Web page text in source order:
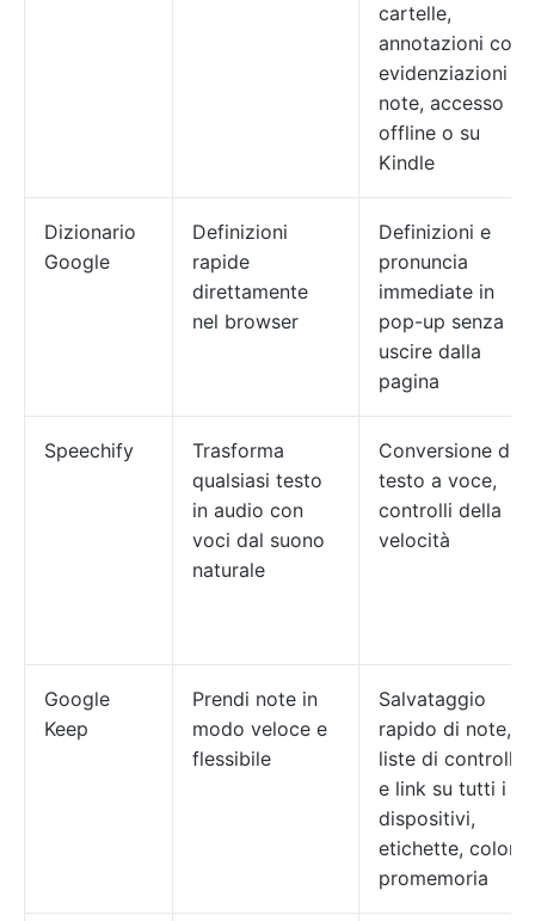
cartelle,
annotazioni con
evidenziazioni e
note, accesso
offline o su
Kindle
Dizionario
Google
Definizioni
rapide
direttamente
nel browser
Definizioni e
pronuncia
immediate in
pop-up senza
uscire dalla
pagina
Speechify
Trasforma
qualsiasi testo
in audio con
voci dal suono
naturale
Conversione da
testo a voce,
controlli della
velocità
Google
Keep
Prendi note in
modo veloce e
flessibile
Salvataggio
rapido di note,
liste di controllo
e link su tutti i
dispositivi,
etichette, colori,
promemoria